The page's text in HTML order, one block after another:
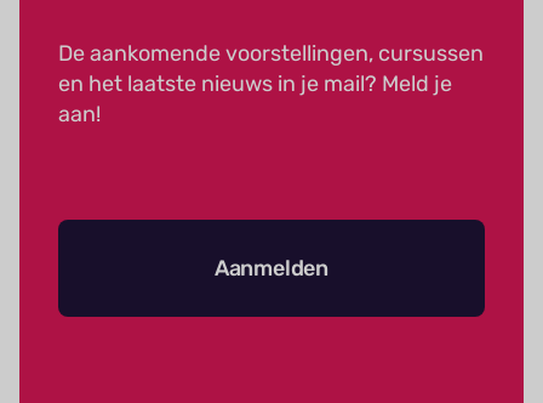
De aankomende voorstellingen, cursussen
en het laatste nieuws in je mail? Meld je
aan!
Aanmelden